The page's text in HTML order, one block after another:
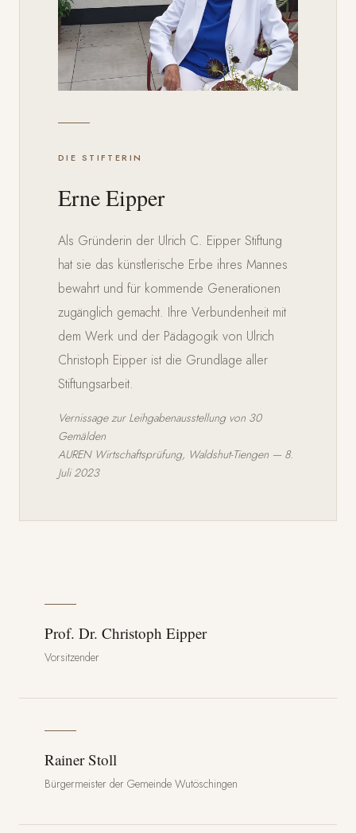
DIE STIFTERIN
Erne Eipper
Als Gründerin der Ulrich C. Eipper Stiftung
hat sie das künstlerische Erbe ihres Mannes
bewahrt und für kommende Generationen
zugänglich gemacht. Ihre Verbundenheit mit
dem Werk und der Pädagogik von Ulrich
Christoph Eipper ist die Grundlage aller
Stiftungsarbeit.
Vernissage zur Leihgabenausstellung von 30
Gemälden
AUREN Wirtschaftsprüfung, Waldshut-Tiengen — 8.
Juli 2023
Prof. Dr. Christoph Eipper
Vorsitzender
Rainer Stoll
Bürgermeister der Gemeinde Wutöschingen